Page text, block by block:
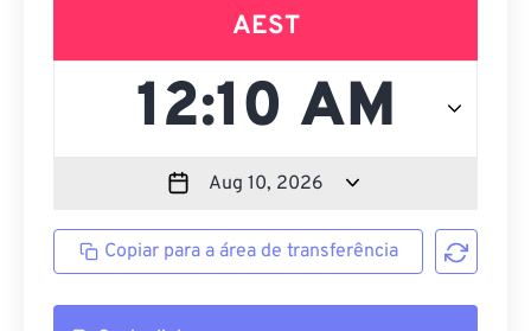
AEST
Copiar para a área de transferência